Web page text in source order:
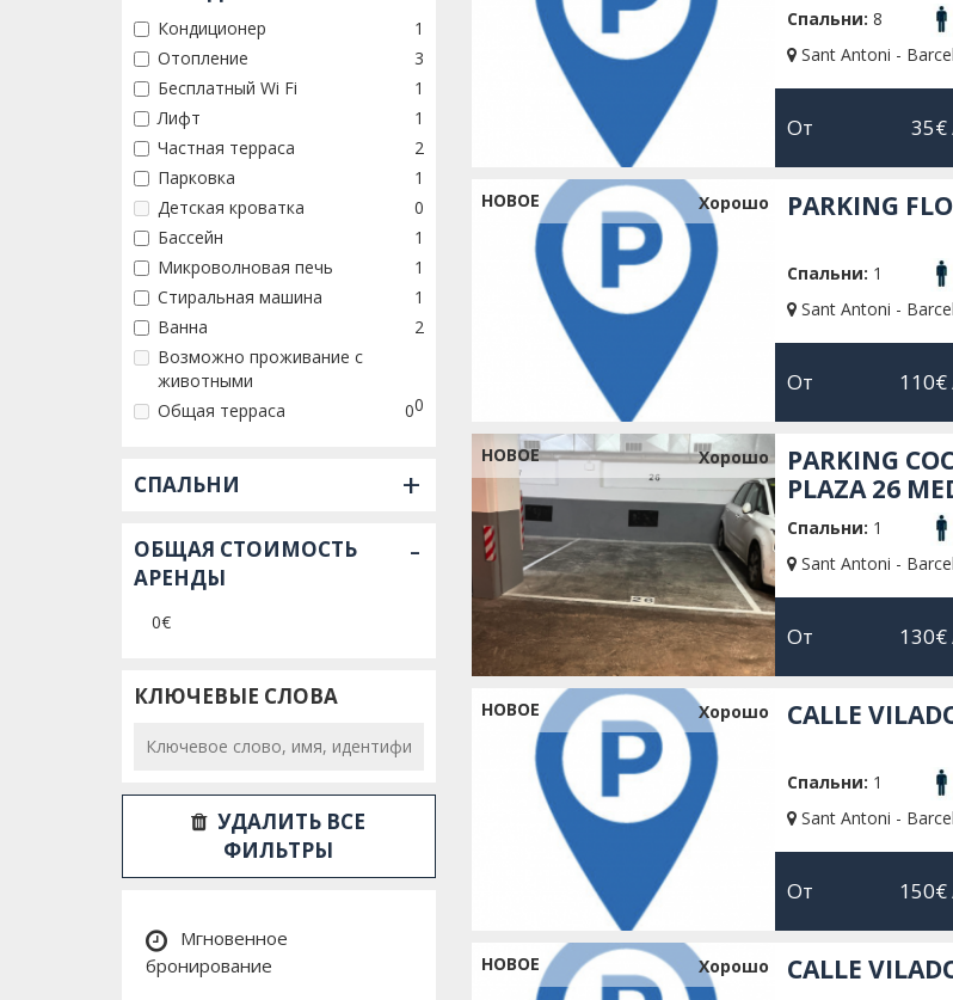
Кондиционер
1
Отопление
3
Бесплатный Wi Fi
1
Лифт
1
Частная терраса
2
Парковка
1
Детская кроватка
0
Бассейн
1
Микроволновая печь
1
Стиральная машина
1
Ванна
2
Возможно проживание с
животными
0
Общая терраса 0
СПАЛЬНИ +
ОБЩАЯ СТОИМОСТЬ
АРЕНДЫ
-
0€
КЛЮЧЕВЫЕ СЛОВА
УДАЛИТЬ ВСЕ
ФИЛЬТРЫ
Мгновенное
бронирование
Спальни: 8
Sant Antoni -
От 35€
НОВОЕ Xорошо PARKING
Спальни: 1
Sant Antoni -
От 110€
НОВОЕ Xорошо
PARKING
PLAZA 26
Спальни: 1
Sant Antoni -
От 130€
НОВОЕ Xорошо CALLE
Спальни: 1
Sant Antoni -
От 150€
НОВОЕ Xорошо CALLE